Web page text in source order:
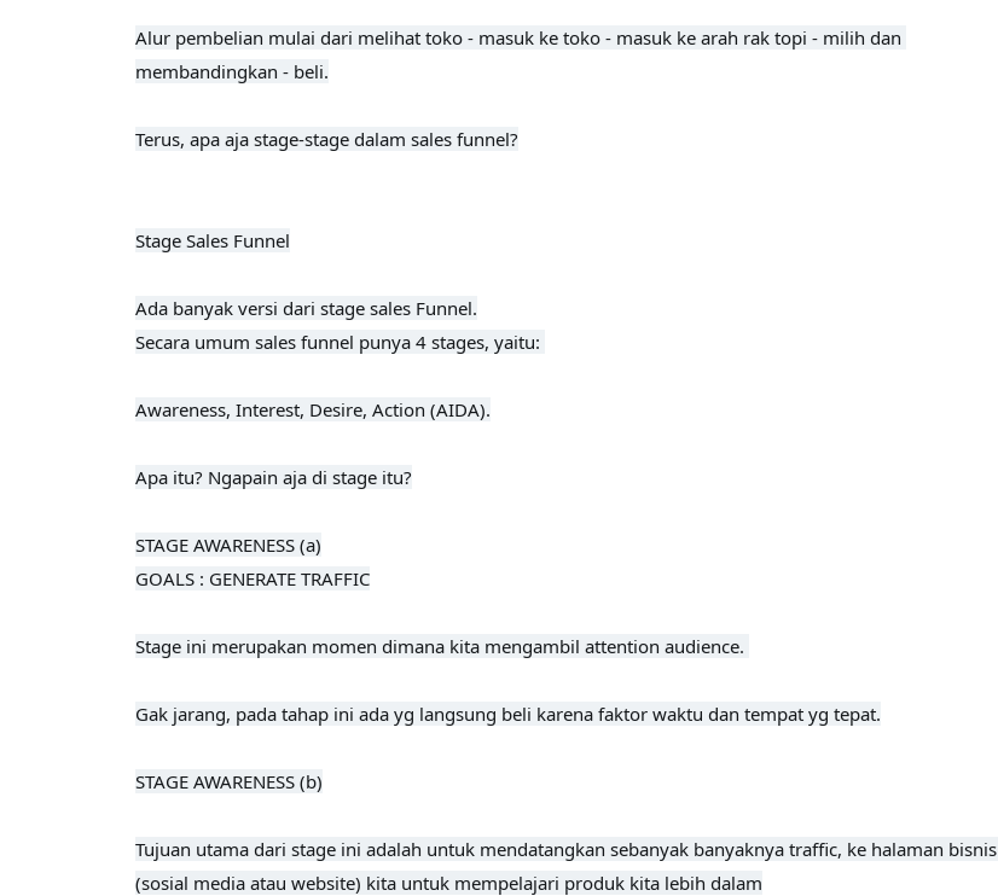
Alur pembelian mulai dari melihat toko - masuk ke toko - masuk ke arah rak topi - milih dan
membandingkan - beli.
Terus, apa aja stage-stage dalam sales funnel?
Stage Sales Funnel
Ada banyak versi dari stage sales Funnel.
Secara umum sales funnel punya 4 stages, yaitu:
Awareness, Interest, Desire, Action (AIDA).
Apa itu? Ngapain aja di stage itu?
STAGE AWARENESS (a)
GOALS : GENERATE TRAFFIC
Stage ini merupakan momen dimana kita mengambil attention audience.
Gak jarang, pada tahap ini ada yg langsung beli karena faktor waktu dan tempat yg tepat.
STAGE AWARENESS (b)
Tujuan utama dari stage ini adalah untuk mendatangkan sebanyak banyaknya traffic, ke halaman bisnis
(sosial media atau website) kita untuk mempelajari produk kita lebih dalam